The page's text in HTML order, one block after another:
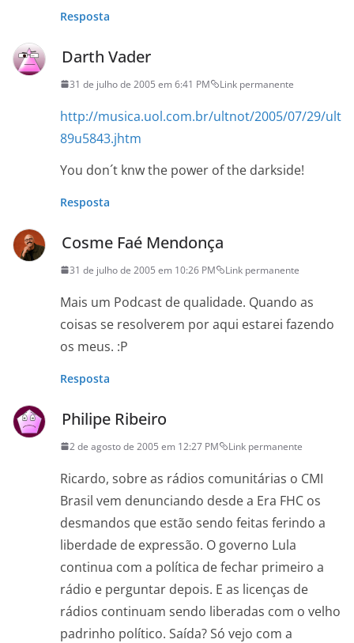
Resposta
Darth Vader
31 de julho de 2005 em 6:41 PM Link permanente
http://musica.uol.com.br/ultnot/2005/07/29/ult
89u5843.jhtm
You don´t knw the power of the darkside!
Resposta
Cosme Faé Mendonça
31 de julho de 2005 em 10:26 PM Link permanente
Mais um Podcast de qualidade. Quando as
coisas se resolverem por aqui estarei fazendo
os meus. :P
Resposta
Philipe Ribeiro
2 de agosto de 2005 em 12:27 PM Link permanente
Ricardo, sobre as rádios comunitárias o CMI
Brasil vem denunciando desde a Era FHC os
desmandos que estão sendo feitas ferindo a
liberdade de expressão. O governo Lula
continua com a política de fechar primeiro a
rádio e perguntar depois. E as licenças de
rádios continuam sendo liberadas com o velho
padrinho político. Saída? Só vejo com a